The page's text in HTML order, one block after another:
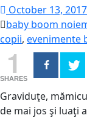
October 13, 2017
baby boom
copii, evenimente
1
SHARES
Graviduţe,
de mai jos şi luaţi